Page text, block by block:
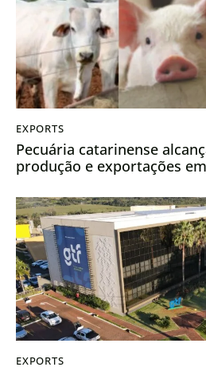
EXPORTS
Pecuária catarinense
produção e exportações
EXPORTS